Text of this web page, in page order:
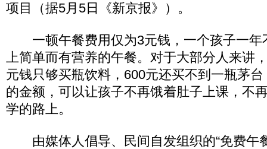
项目（据5月5日《新京报》）。
一顿午餐费用仅为3元钱，一个孩子一年
上简单而有营养的午餐。对于大部分人来讲
元钱只够买瓶饮料，600元还买不到一瓶茅
的金额，可以让孩子不再饿着肚子上课，不
学的路上。
由媒体人倡导、民间自发组织的“免费午